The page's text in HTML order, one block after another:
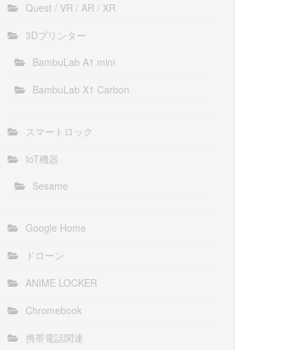
Quest / VR / AR / XR
3Dプリンター
BambuLab A1 mini
BambuLab X1 Carbon
スマートロック
IoT機器
Sesame
Google Home
ドローン
ANIME LOCKER
Chromebook
携帯電話関連